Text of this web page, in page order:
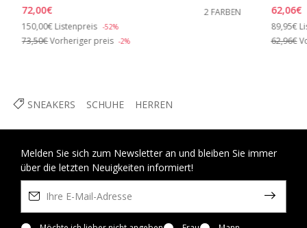
SNEAKERS SCHUHE HERREN
72,00€
2 FARBEN
Price reduced from
150,00€to
Listenpreis -52%
73,50€Vorheriger preis -2%
62,06€
Price
89,95€ to
62,96€
Melden Sie sich zum Newsletter an und bleiben Sie immer
über die letzten Neuigkeiten informiert!